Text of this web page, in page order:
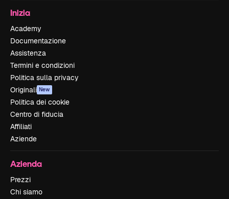
Inizia
Academy
Documentazione
Assistenza
Termini e condizioni
Politica sulla privacy
Originali New
Politica dei cookie
Centro di fiducia
Affiliati
Aziende
Azienda
Prezzi
Chi siamo